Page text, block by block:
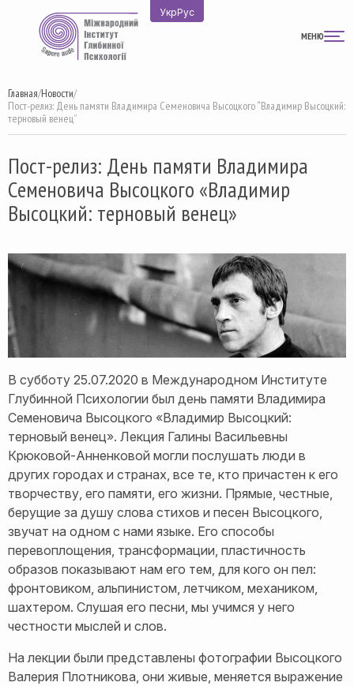
содержимому
УкрРус
МЕНЮ
Главная/Новости/
Пост-релиз: День памяти Владимира Семеновича Высоцкого “Владимир Высоцкий:
терновый венец”
Пост-релиз: День памяти Владимира
Семеновича Высоцкого «Владимир
Высоцкий: терновый венец»
В субботу 25.07.2020 в Международном Институте
Глубинной Психологии был день памяти Владимира
Семеновича Высоцкого «Владимир Высоцкий:
терновый венец». Лекция Галины Васильевны
Крюковой-Анненковой могли послушать люди в
других городах и странах, все те, кто причастен к его
творчеству, его памяти, его жизни. Прямые, честные,
берущие за душу слова стихов и песен Высоцкого,
звучат на одном с нами языке. Его способы
перевоплощения, трансформации, пластичность
образов показывают нам его тем, для кого он пел:
фронтовиком, альпинистом, летчиком, механиком,
шахтером. Слушая его песни, мы учимся у него
честности мыслей и слов.
На лекции были представлены фотографии Высоцкого
Валерия Плотникова, они живые, меняется выражение